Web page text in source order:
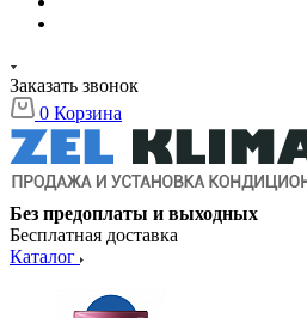
Заказать звонок
0 Корзина
Без предоплаты и выходных
Бесплатная доставка
Каталог